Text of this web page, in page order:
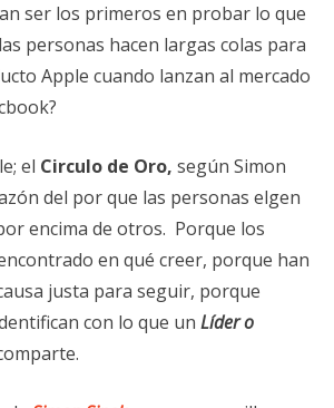
ser los primeros en probar lo que
personas hacen largas colas para
Apple cuando lanzan al mercado
el Circulo de Oro, según Simon
del por que las personas elgen
encima de otros. Porque los
en qué creer, porque han
justa para seguir, porque
con lo que un Líder o